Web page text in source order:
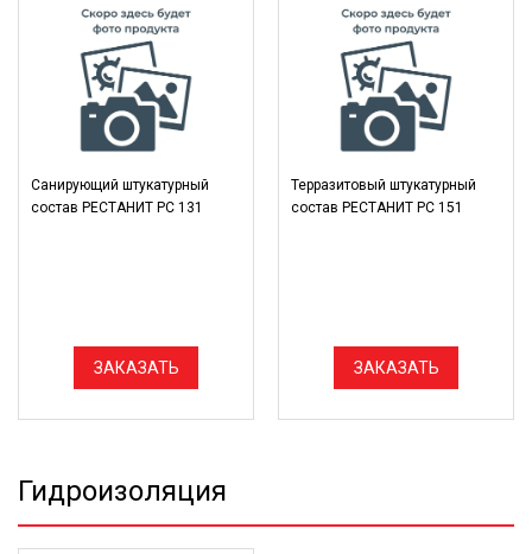
Санирующий штукатурный
состав РЕСТАНИТ РС 131
ЗАКАЗАТЬ
Терразитовый штукатурный
состав РЕСТАНИТ РС 151
ЗАКАЗАТЬ
Гидроизоляция